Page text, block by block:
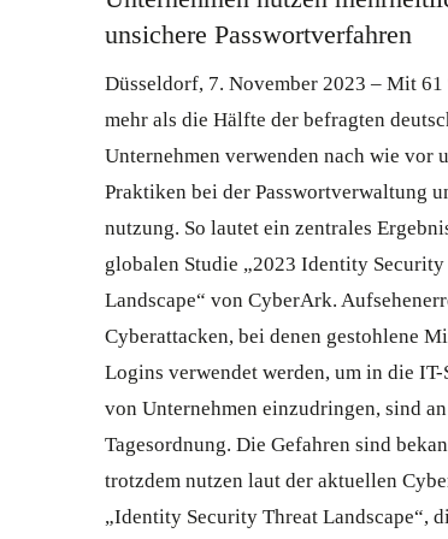
unsichere Passwortverfahren
Düsseldorf, 7. November 2023 – Mit
mehr als die Hälfte der befragten
Unternehmen verwenden nach wie vor
Praktiken bei der Passwortverwaltung
nutzung. So lautet ein zentrales
globalen Studie „2023 Identity Security
Landscape“ von CyberArk.
Cyberattacken, bei denen gestohlene
Logins verwendet werden, um in die IT-
von Unternehmen einzudringen, sind
Tagesordnung. Die Gefahren sind
trotzdem nutzen laut der aktuellen
„Identity Security Threat Landscape“,